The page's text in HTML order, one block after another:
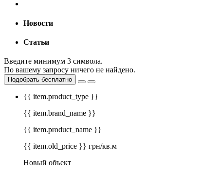
Новости
Статьи
Введите минимум 3 символа.
По вашему запросу ничего не найдено.
Подобрать бесплатно
{{ item.product_type }}
{{ item.brand_name }}
{{ item.product_name }}
{{ item.old_price }} грн/кв.м
Новый объект